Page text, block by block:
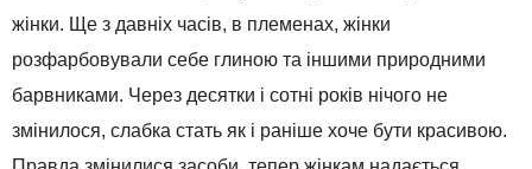
жінки. Ще з давніх часів, в племенах, жінки
розфарбовували себе глиною та іншими природними
барвниками. Через десятки і сотні років нічого не
змінилося, слабка стать як і раніше хоче бути красивою.